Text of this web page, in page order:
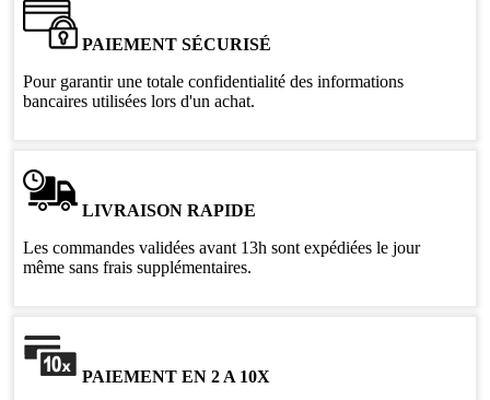
PAIEMENT SÉCURISÉ
Pour garantir une totale confidentialité des informations
bancaires utilisées lors d'un achat.
LIVRAISON RAPIDE
Les commandes validées avant 13h sont expédiées le jour
même sans frais supplémentaires.
PAIEMENT EN 2 A 10X